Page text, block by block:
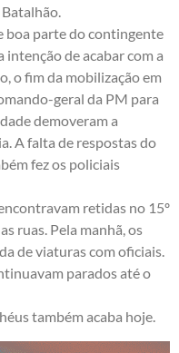
boa parte do contingente
de acabar com a
o fim da mobilização em
geral da PM para
demoveram a
A falta de respostas do
fez os policiais
retidas no 15º
ruas. Pela manhã, os
de viaturas com oficiais.
parados até o
também acaba hoje.